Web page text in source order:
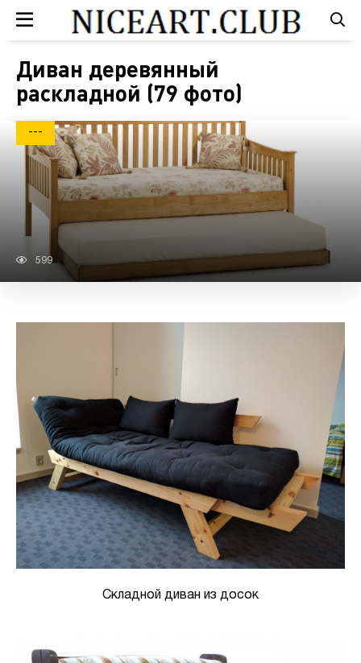
Диван деревянный
раскладной (79 фото)
---
599
Складной диван из досок